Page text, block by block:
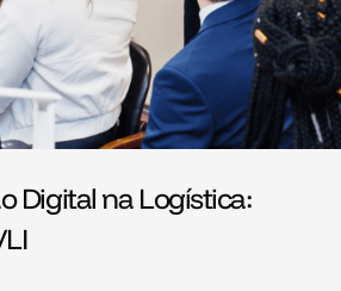
Digital na Logística: